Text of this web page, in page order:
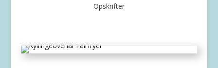
Opskrifter